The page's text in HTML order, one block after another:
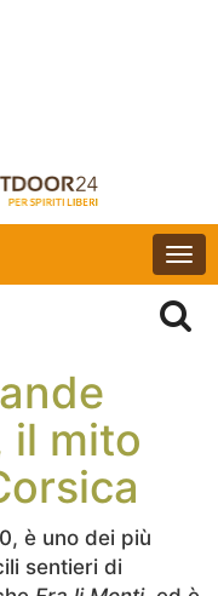
il mito
è uno dei più
sentieri di